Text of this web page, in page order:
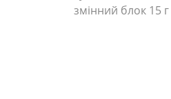
змінний блок 15 г